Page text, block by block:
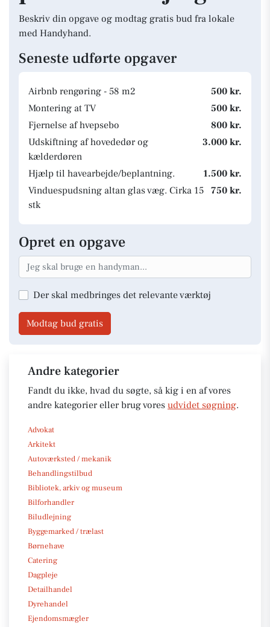
Beskriv din opgave og modtag gratis bud fra lokale
med Handyhand.
Seneste udførte opgaver
Airbnb rengøring - 58 m2
500 kr.
Montering at TV
500 kr.
Fjernelse af hvepsebo
800 kr.
Udskiftning af hovededør og
kælderdøren
3.000 kr.
Hjælp til havearbejde/beplantning.
1.500 kr.
Vinduespudsning altan glas væg. Cirka 15
stk
750 kr.
Opret en opgave
Der skal medbringes det relevante værktøj
Modtag bud gratis
Andre kategorier
Fandt du ikke, hvad du søgte, så kig i en af vores
andre kategorier eller brug vores udvidet søgning.
Advokat
Arkitekt
Autoværksted / mekanik
Behandlingstilbud
Bibliotek, arkiv og museum
Bilforhandler
Biludlejning
Byggemarked / trælast
Børnehave
Catering
Dagpleje
Detailhandel
Dyrehandel
Ejendomsmægler